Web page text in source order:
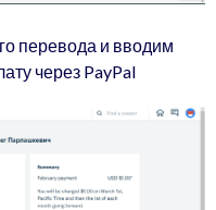
перевода и вводим
через PayPal